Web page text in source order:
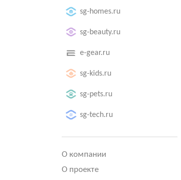
sg-homes.ru
sg-beauty.ru
e-gear.ru
sg-kids.ru
sg-pets.ru
sg-tech.ru
О компании
О проекте